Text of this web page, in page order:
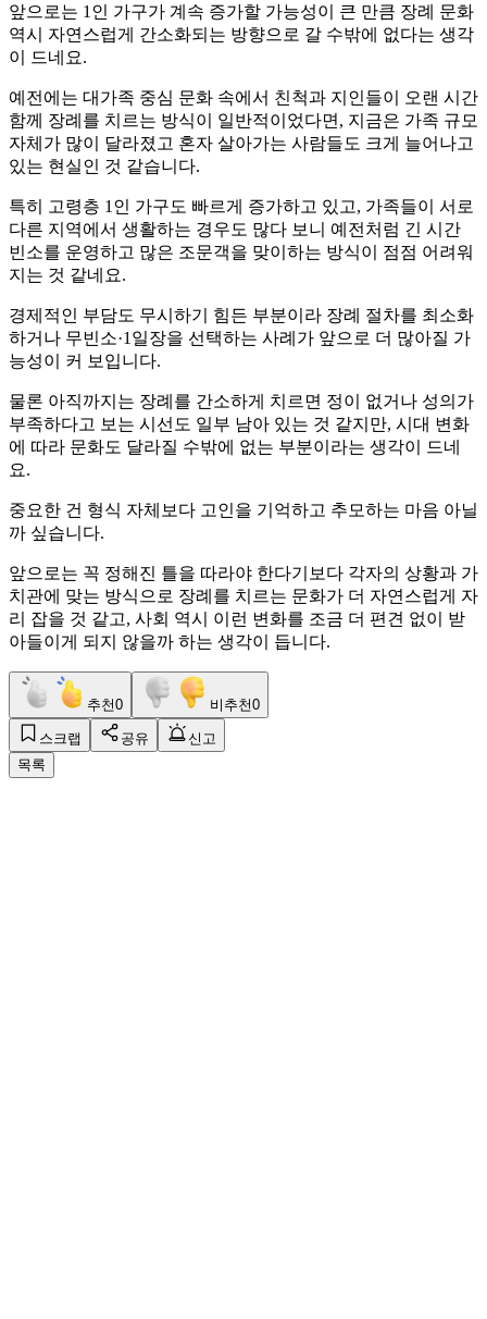
앞으로는 1인 가구가 계속 증가할 가능성이 큰 만큼 장례 문화
역시 자연스럽게 간소화되는 방향으로 갈 수밖에 없다는 생각
이 드네요.
예전에는 대가족 중심 문화 속에서 친척과 지인들이 오랜 시간
함께 장례를 치르는 방식이 일반적이었다면, 지금은 가족 규모
자체가 많이 달라졌고 혼자 살아가는 사람들도 크게 늘어나고
있는 현실인 것 같습니다.
특히 고령층 1인 가구도 빠르게 증가하고 있고, 가족들이 서로
다른 지역에서 생활하는 경우도 많다 보니 예전처럼 긴 시간
빈소를 운영하고 많은 조문객을 맞이하는 방식이 점점 어려워
지는 것 같네요.
경제적인 부담도 무시하기 힘든 부분이라 장례 절차를 최소화
하거나 무빈소·1일장을 선택하는 사례가 앞으로 더 많아질 가
능성이 커 보입니다.
물론 아직까지는 장례를 간소하게 치르면 정이 없거나 성의가
부족하다고 보는 시선도 일부 남아 있는 것 같지만, 시대 변화
에 따라 문화도 달라질 수밖에 없는 부분이라는 생각이 드네
요.
중요한 건 형식 자체보다 고인을 기억하고 추모하는 마음 아닐
까 싶습니다.
앞으로는 꼭 정해진 틀을 따라야 한다기보다 각자의 상황과 가
치관에 맞는 방식으로 장례를 치르는 문화가 더 자연스럽게 자
리 잡을 것 같고, 사회 역시 이런 변화를 조금 더 편견 없이 받
아들이게 되지 않을까 하는 생각이 듭니다.
추천0 비추천0
스크랩 공유
신고
목록